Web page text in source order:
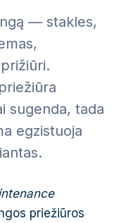
— stakles,
sugenda, tada
egzistuoja
priežiūros